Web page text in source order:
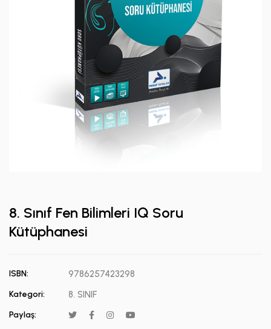
8. Sınıf Fen Bilimleri IQ Soru
Kütüphanesi
ISBN: 9786257423298
Kategori: 8. SINIF
Paylaş: